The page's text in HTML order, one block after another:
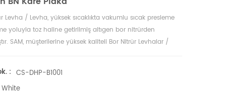
Levha / Levha, yüksek sıcaklıkta vakumlu sıcak presleme
yoluyla toz haline getirilmiş altıgen bor nitrürden
SAM, müşterilerine yüksek kaliteli Bor Nitrür Levhalar /
: CS-DHP-B1001
White